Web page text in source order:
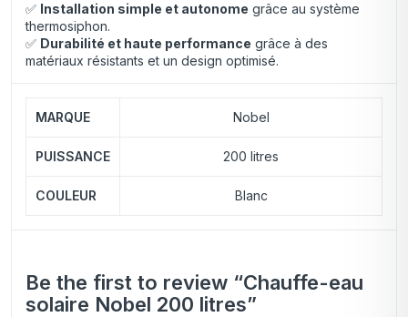
✅ Installation simple et autonome grâce au système
thermosiphon.
✅ Durabilité et haute performance grâce à des
matériaux résistants et un design optimisé.
MARQUE Nobel
PUISSANCE 200 litres
COULEUR Blanc
Be the first to review “Chauffe-eau
solaire Nobel 200 litres”